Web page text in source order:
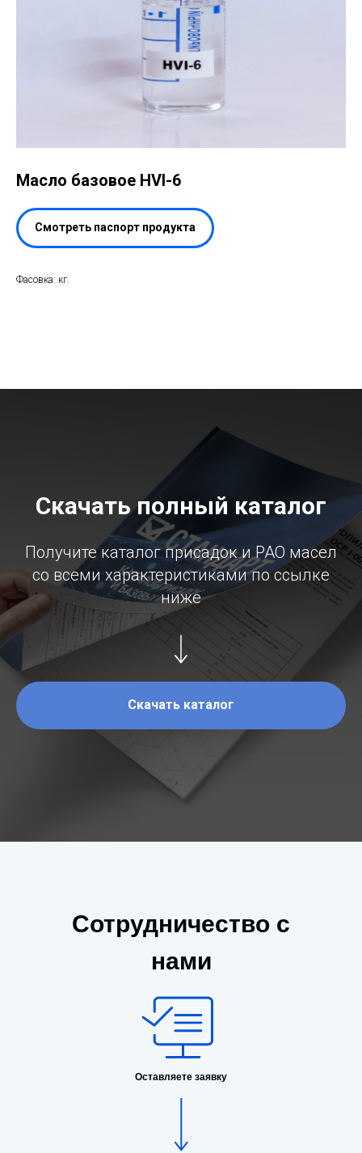
Масло базовое HVI-6
Смотреть паспорт продукта
Фасовка: кг.
Скачать полный каталог
Получите каталог присадок и PAO масел
со всеми характеристиками по ссылке
ниже
Скачать каталог
Оставляете заявку
Сотрудничество с
нами